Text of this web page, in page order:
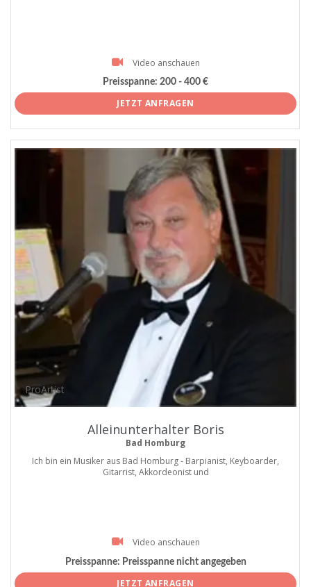
Video anschauen
Preisspanne: 200 - 400 €
JETZT ANFRAGEN
ProArtist
Alleinunterhalter Boris
Bad Homburg
Ich bin ein Musiker aus Bad Homburg - Barpianist, Keyboarder,
Gitarrist, Akkordeonist und
Video anschauen
Preisspanne: Preisspanne nicht angegeben
JETZT ANFRAGEN